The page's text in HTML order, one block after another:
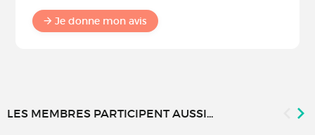
Je donne mon avis
LES MEMBRES PARTICIPENT AUSSI...